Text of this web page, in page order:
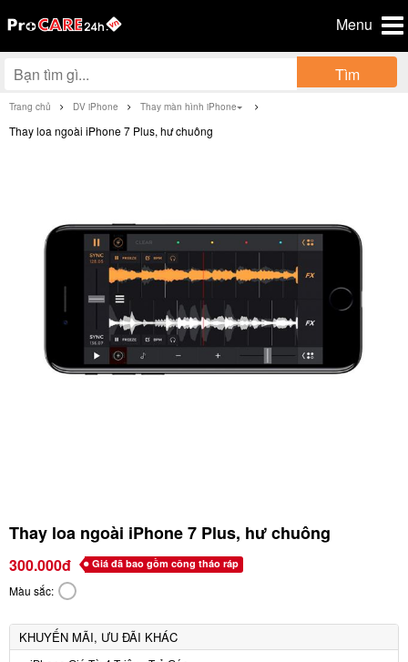
Menu
Tìm
Trang chủ DV iPhone Thay màn hình iPhone
Thay loa ngoài iPhone 7 Plus, hư chuông
Thay loa ngoài iPhone 7 Plus, hư chuông
300.000đ Giá đã bao gồm công tháo ráp
Màu sắc:
KHUYẾN MÃI, ƯU ĐÃI KHÁC